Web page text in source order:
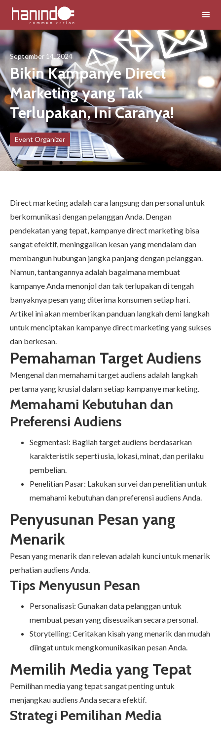
September 14, 2024
Bikin Kampanye Direct
Marketing yang Tak
Terlupakan, Ini Caranya!
Event Organizer
Direct marketing adalah cara langsung dan personal untuk
berkomunikasi dengan pelanggan Anda. Dengan
pendekatan yang tepat, kampanye direct marketing bisa
sangat efektif, meninggalkan kesan yang mendalam dan
membangun hubungan jangka panjang dengan pelanggan.
Namun, tantangannya adalah bagaimana membuat
kampanye Anda menonjol dan tak terlupakan di tengah
banyaknya pesan yang diterima konsumen setiap hari.
Artikel ini akan memberikan panduan langkah demi langkah
untuk menciptakan kampanye direct marketing yang sukses
dan berkesan.
Pemahaman Target Audiens
Mengenal dan memahami target audiens adalah langkah
pertama yang krusial dalam setiap kampanye marketing.
Memahami Kebutuhan dan
Preferensi Audiens
Segmentasi: Bagilah target audiens berdasarkan
karakteristik seperti usia, lokasi, minat, dan perilaku
pembelian.
Penelitian Pasar: Lakukan survei dan penelitian untuk
memahami kebutuhan dan preferensi audiens Anda.
Penyusunan Pesan yang
Menarik
Pesan yang menarik dan relevan adalah kunci untuk menarik
perhatian audiens Anda.
Tips Menyusun Pesan
Personalisasi: Gunakan data pelanggan untuk
membuat pesan yang disesuaikan secara personal.
Storytelling: Ceritakan kisah yang menarik dan mudah
diingat untuk mengkomunikasikan pesan Anda.
Memilih Media yang Tepat
Pemilihan media yang tepat sangat penting untuk
menjangkau audiens Anda secara efektif.
Strategi Pemilihan Media